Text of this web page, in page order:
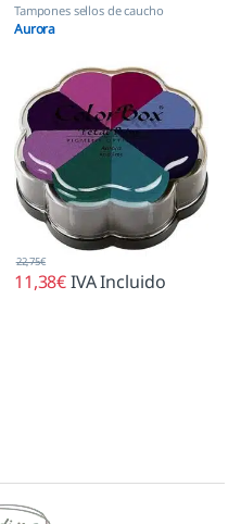
Tampones sellos de caucho
Aurora
11,38€
22,75€
IVA Incluido